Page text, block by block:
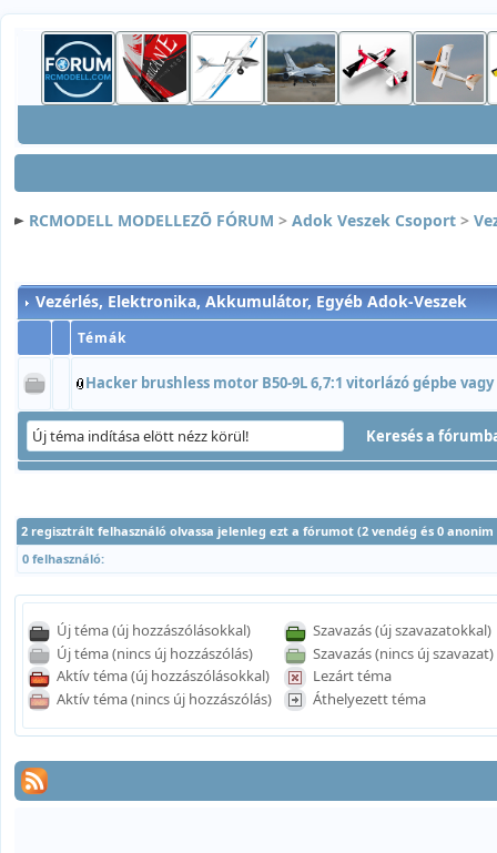
RCMODELL MODELLEZÕ FÓRUM > Adok Veszek Csoport >
Vezérlés, Elektronika, Akkumulátor, Egyéb Adok-Veszek
Témák
Hacker brushless motor B50-9L 6,7:1 vitorlázó gépbe
2 regisztrált felhasználó olvassa jelenleg ezt a fórumot (2 vendég és 0 anonim
0 felhasználó:
Új téma (új hozzászólásokkal)
Új téma (nincs új hozzászólás)
Aktív téma (új hozzászólásokkal)
Aktív téma (nincs új hozzászólás)
Szavazás (új szavazatokkal)
Szavazás (nincs új szavazat)
Lezárt téma
Áthelyezett téma